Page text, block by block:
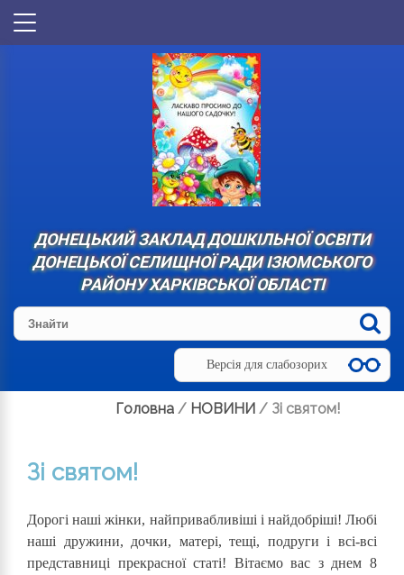
ДОНЕЦЬКИЙ ЗАКЛАД ДОШКІЛЬНОЇ ОСВІТИ
ДОНЕЦЬКОЇ СЕЛИЩНОЇ РАДИ ІЗЮМСЬКОГО
РАЙОНУ ХАРКІВСЬКОЇ ОБЛАСТІ
Версія для слабозорих
Головна / НОВИНИ / Зі святом!
Зі святом!
Дорогі наші жінки, найпривабливіші і найдобріші! Любі
наші дружини, дочки, матері, тещі, подруги і всі-всі
представниці прекрасної статі! Вітаємо вас з днем 8